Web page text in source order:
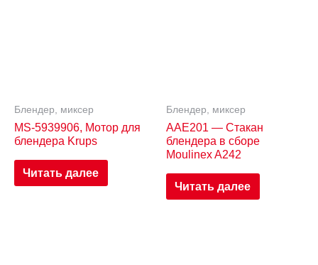
Блендер, миксер
MS-5939906, Мотор для
блендера Krups
Читать далее
Блендер, миксер
AAE201 — Стакан
блендера в сборе
Moulinex A242
Читать далее